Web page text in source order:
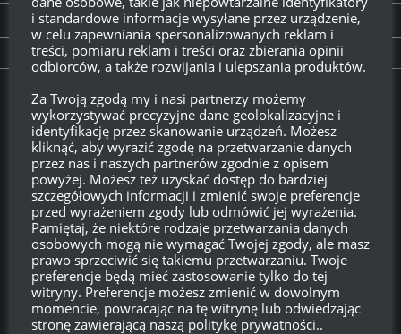
PREVIOUS STORY
Czy wiesz, że…?
Twitch.tv - Zurugula
Szukaj:
i standardowe informacje wysyłane przez urządzenie,
w celu zapewniania spersonalizowanych reklam i
treści, pomiaru reklam i treści oraz zbierania opinii
odbiorców, a także rozwijania i ulepszania produktów.
Za Twoją zgodą my i nasi partnerzy możemy
wykorzystywać precyzyjne dane geolokalizacyjne i
identyfikację przez skanowanie urządzeń. Możesz
kliknąć, aby wyrazić zgodę na przetwarzanie danych
przez nas i naszych partnerów zgodnie z opisem
powyżej. Możesz też uzyskać dostęp do bardziej
szczegółowych informacji i zmienić swoje preferencje
przed wyrażeniem zgody lub odmówić jej wyrażenia.
Pamiętaj, że niektóre rodzaje przetwarzania danych
osobowych mogą nie wymagać Twojej zgody, ale masz
prawo sprzeciwić się takiemu przetwarzaniu. Twoje
preferencje będą mieć zastosowanie tylko do tej
witryny. Preferencje możesz zmienić w dowolnym
momencie, powracając na tę witrynę lub odwiedzając
stronę zawierającą naszą politykę prywatności..